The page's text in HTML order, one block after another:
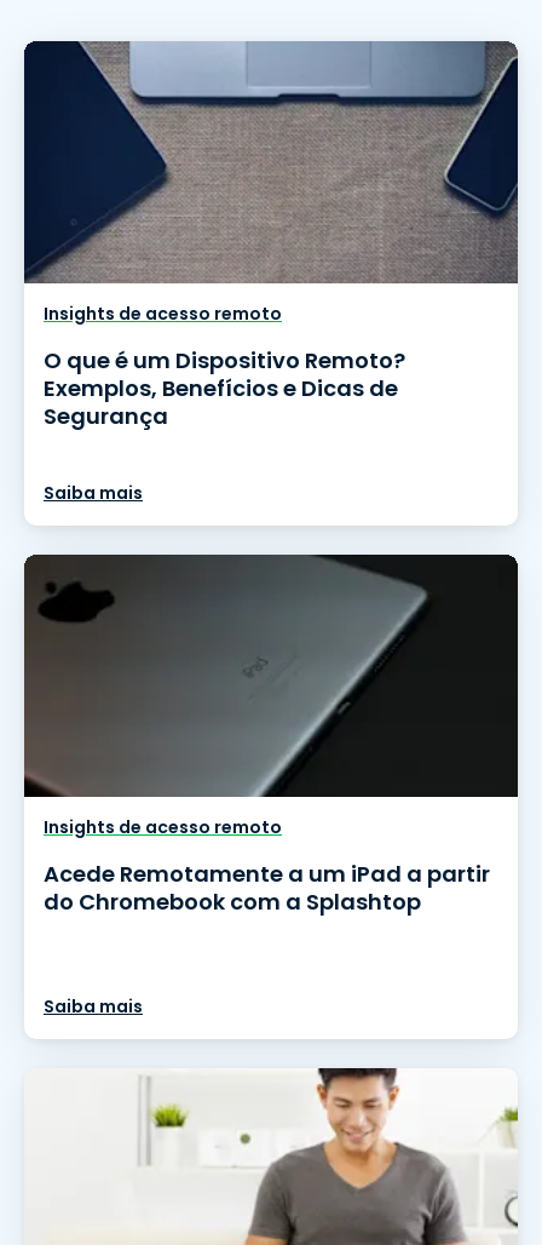
Insights de acesso remoto
O que é um Dispositivo Remoto?
Exemplos, Benefícios e Dicas de
Segurança
Saiba mais
Insights de acesso remoto
Acede Remotamente a um iPad a partir
do Chromebook com a Splashtop
Saiba mais